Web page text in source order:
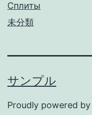
Сплиты
未分類
サンプル
Proudly powered by